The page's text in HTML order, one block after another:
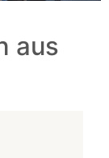
aus